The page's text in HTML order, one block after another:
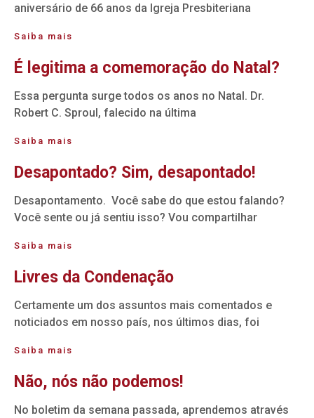
aniversário de 66 anos da Igreja Presbiteriana
Saiba mais
É legitima a comemoração do Natal?
Essa pergunta surge todos os anos no Natal. Dr.
Robert C. Sproul, falecido na última
Saiba mais
Desapontado? Sim, desapontado!
Desapontamento. Você sabe do que estou falando?
Você sente ou já sentiu isso? Vou compartilhar
Saiba mais
Livres da Condenação
Certamente um dos assuntos mais comentados e
noticiados em nosso país, nos últimos dias, foi
Saiba mais
Não, nós não podemos!
No boletim da semana passada, aprendemos através